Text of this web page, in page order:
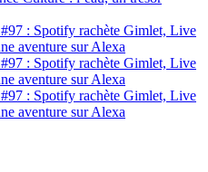
: Spotify rachète Gimlet, Live
aventure sur Alexa
: Spotify rachète Gimlet, Live
aventure sur Alexa
: Spotify rachète Gimlet, Live
aventure sur Alexa